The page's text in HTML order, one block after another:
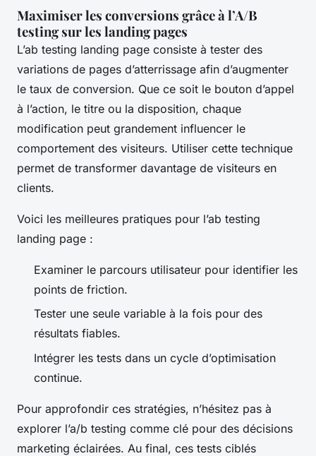
Maximiser les conversions grâce à l’A/B
testing sur les landing pages
L’ab testing landing page consiste à tester des
variations de pages d’atterrissage afin d’augmenter
le taux de conversion. Que ce soit le bouton d’appel
à l’action, le titre ou la disposition, chaque
modification peut grandement influencer le
comportement des visiteurs. Utiliser cette technique
permet de transformer davantage de visiteurs en
clients.
Voici les meilleures pratiques pour l’ab testing
landing page :
Examiner le parcours utilisateur pour identifier les
points de friction.
Tester une seule variable à la fois pour des
résultats fiables.
Intégrer les tests dans un cycle d’optimisation
continue.
Pour approfondir ces stratégies, n’hésitez pas à
explorer l’a/b testing comme clé pour des décisions
marketing éclairées. Au final, ces tests ciblés